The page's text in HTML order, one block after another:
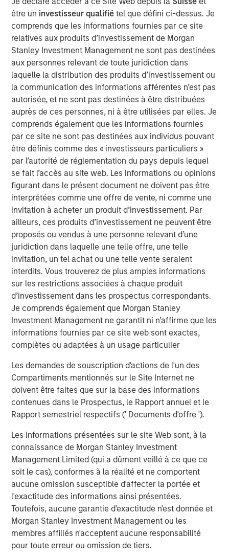
être un investisseur qualifiétel que défini ci-dessus. Je
comprends que les informations fournies par ce site
relatives aux produits d’investissement de Morgan
Stanley Investment Management ne sont pas destinées
aux personnes relevant de toute juridiction dans
laquelle la distribution des produits d’investissement ou
la communication des informations afférentes n’est pas
autorisée, et ne sont pas destinées à être distribuées
auprès de ces personnes, ni à être utilisées par elles. Je
comprends également que les informations fournies
par ce site ne sont pas destinées aux individus pouvant
être définis comme des « investisseurs particuliers »
par l’autorité de réglementation du pays depuis lequel
se fait l’accès au site web. Les informations ou opinions
figurant dans le présent document ne doivent pas être
interprétées comme une offre de vente, ni comme une
invitation à acheter un produit d’investissement. Par
ailleurs, ces produits d’investissement ne peuvent être
proposés ou vendus à une personne relevant d’une
juridiction dans laquelle une telle offre, une telle
invitation, un tel achat ou une telle vente seraient
interdits. Vous trouverez de plus amples informations
sur les restrictions associées à chaque produit
d’investissement dans les prospectus correspondants.
Je comprends également que Morgan Stanley
Investment Management ne garantit ni n’affirme que les
informations fournies par ce site web sont exactes,
complètes ou adaptées à un usage particulier
Les demandes de souscription d'actions de l'un des
Compartiments mentionnés sur le Site Internet ne
doivent être faites que sur la base des informations
contenues dans le Prospectus, le Rapport annuel et le
Rapport semestriel respectifs (' Documents d'offre ').
Les informations présentées sur le site Web sont, à la
connaissance de Morgan Stanley Investment
Management Limited (qui a dûment veillé à ce que ce
soit le cas), conformes à la réalité et ne comportent
aucune omission susceptible d'affecter la portée et
l'exactitude des informations ainsi présentées.
Toutefois, aucune garantie d'exactitude n'est donnée et
Morgan Stanley Investment Management ou les
membres affiliés n'acceptent aucune responsabilité
pour toute erreur ou omission de tiers.
and types (traditional and alternative), through solutions
that span fully liquid (public assets), comprehensive
(public and private assets) and fully private portfolios.
Offerings are delivered via a managed portfolio or model,
in discretionary or advisory format.
Idées liées
QUARTERLY
Private Markets Perspectives Q2 Webinar
QUARTERLY
Private Markets Perspectives Q1 Webinar
VIDÉO
Introducing the Morgan Stanley Private
Markets ELTIF
The Authors
Steven Turner, CFA
Managing Director
Michael P. Carroll
Managing Director
Analyses mises en avant